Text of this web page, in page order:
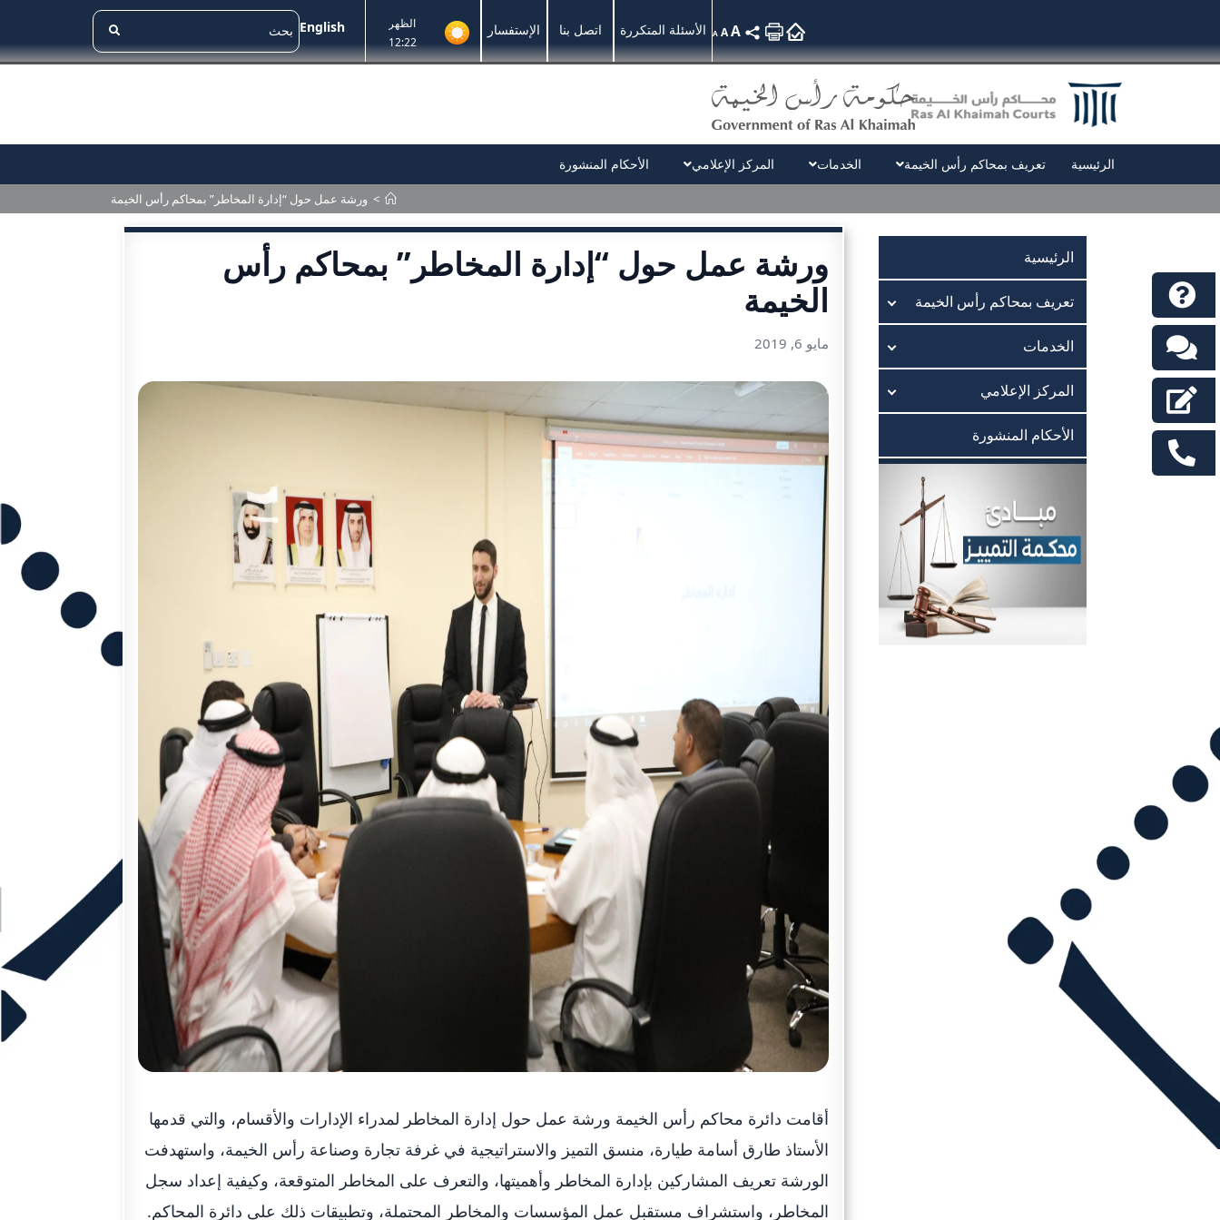
English
الظهر
12:22
الإستفسار اتصل بنا الأسئلة المتكررة A AA
الرئيسية تعريف بمحاكم رأس الخيمة الخدمات المركز الإعلامي الأحكام المنشورة
> ورشة عمل حول “إدارة المخاطر” بمحاكم رأس الخيمة
الرئيسية
تعريف بمحاكم رأس الخيمة
الخدمات
المركز الإعلامي
الأحكام المنشورة
ورشة عمل حول “إدارة المخاطر” بمحاكم رأس
الخيمة
مايو 6, 2019
أقامت دائرة محاكم رأس الخيمة ورشة عمل حول إدارة المخاطر لمدراء الإدارات والأقسام، والتي قدمها
الأستاذ طارق أسامة طيارة، منسق التميز والاستراتيجية في غرفة تجارة وصناعة رأس الخيمة، واستهدفت
الورشة تعريف المشاركين بإدارة المخاطر وأهميتها، والتعرف على المخاطر المتوقعة، وكيفية إعداد سجل
المخاطر، واستشراف مستقبل عمل المؤسسات والمخاطر المحتملة، وتطبيقات ذلك على دائرة المحاكم.